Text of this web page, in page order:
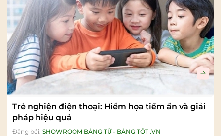
Trẻ nghiện điện thoại: Hiểm họa tiềm ẩn và giải
pháp hiệu quả
Đăng bởi: SHOWROOM BẢNG TỪ - BẢNG TỐT .VN